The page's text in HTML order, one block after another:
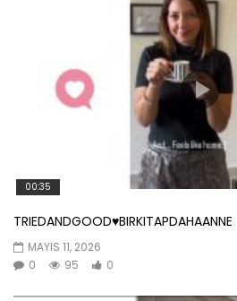
00:35
TRIEDANDGOOD♥️BIRKITAPDAHAANNE
MAYIS 11, 2026
0
95 0